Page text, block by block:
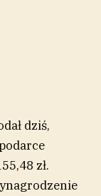
dziś,
zł.